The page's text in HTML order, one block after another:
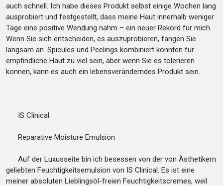
auch schnell. Ich habe dieses Produkt selbst einige Wochen lang
ausprobiert und festgestellt, dass meine Haut innerhalb weniger
Tage eine positive Wendung nahm – ein neuer Rekord für mich.
Wenn Sie sich entscheiden, es auszuprobieren, fangen Sie
langsam an. Spicules und Peelings kombiniert könnten für
empfindliche Haut zu viel sein, aber wenn Sie es tolerieren
können, kann es auch ein lebensveränderndes Produkt sein.
IS Clinical
Reparative Moisture Emulsion
Auf der Luxusseite bin ich besessen von der von Ästhetikern
geliebten Feuchtigkeitsemulsion von IS Clinical. Es ist eine
meiner absoluten Lieblingsöl-freien Feuchtigkeitscremes, weil